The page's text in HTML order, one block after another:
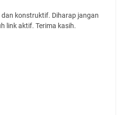
konstruktif. Diharap jangan
link aktif. Terima kasih.